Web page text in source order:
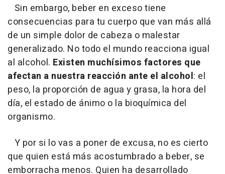
Sin embargo, beber en exceso tiene
consecuencias para tu cuerpo que van más allá
de un simple dolor de cabeza o malestar
generalizado. No todo el mundo reacciona igual
al alcohol. Existen muchísimos factores que
afectan a nuestra reacción ante el alcohol: el
peso, la proporción de agua y grasa, la hora del
día, el estado de ánimo o la bioquímica del
organismo.
Y por si lo vas a poner de excusa, no es cierto
que quien está más acostumbrado a beber, se
emborracha menos. Quien ha desarrollado